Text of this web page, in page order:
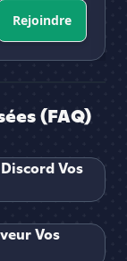
Rejoindre
(FAQ)
Vos
Vos